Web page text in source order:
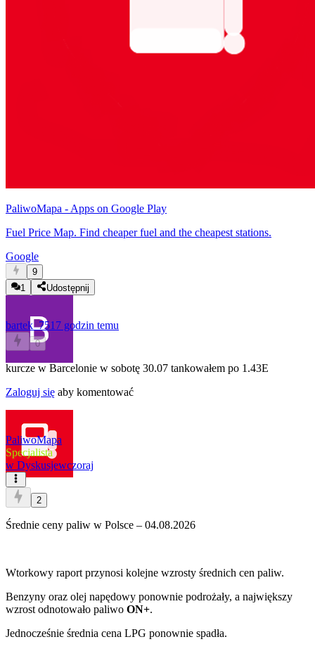
PaliwoMapa - Apps on Google Play
Fuel Price Map. Find cheaper fuel and the cheapest stations.
Google
9
1
Udostępnij
bartek_7517 godzin temu
0
kurcze w Barcelonie w sobotę 30.07 tankowałem po 1.43E
Zaloguj się aby komentować
PaliwoMapa
Specjalista
w Dyskusjewczoraj
2
Średnie ceny paliw w Polsce – 04.08.2026
Wtorkowy raport przynosi kolejne wzrosty średnich cen paliw.
Benzyny oraz olej napędowy ponownie podrożały, a największy
wzrost odnotowało paliwo ON+.
Jednocześnie średnia cena LPG ponownie spadła.